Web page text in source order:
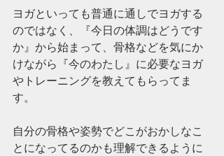
ヨガといっても普通に通しでヨガする
のではなく、『今日の体調はどうです
か』から始まって、骨格などを気にか
けながら『今のわたし』に必要なヨガ
やトレーニングを教えてもらってま
す。
自分の骨格や姿勢でどこがおかしなこ
とになってるのかも理解できるように